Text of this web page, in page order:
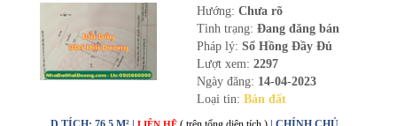
Hướng: Chưa rõ
Tình trạng: Đang đăng bán
Pháp lý: Sổ Hồng Đầy Đủ
Lượt xem: 2297
Ngày đăng: 14-04-2023
Loại tin: Bán đất